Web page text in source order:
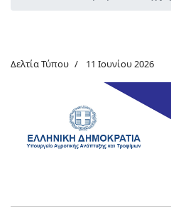
Δελτία Τύπου 11 Ιουνίου 2026